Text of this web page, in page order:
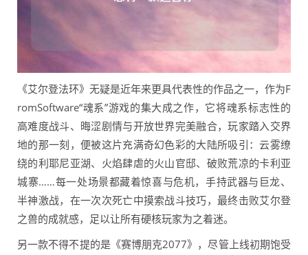
《艾尔登法环》无疑是近年来更具代表性的作品之一，作为F
romSoftware“魂系”游戏的集大成之作，它将魂系标志性的
高难度战斗、晦涩剧情与开放世界完美融合，玩家踏入交界
地的那一刻，便被这片充满奇幻色彩的大陆所吸引：云雾缭
绕的利耶尼亚湖、火焰肆虐的火山官邸、破败荒凉的卡利亚
城寨……每一处场景都藏着惊喜与危机，手持武器与巨龙、
半神激战，在一次次死亡中摸索战斗技巧，最终击败艾尔登
之兽的成就感，足以让所有硬核玩家为之着迷。
另一款不得不提的是《赛博朋克2077》，尽管上线初期饱受